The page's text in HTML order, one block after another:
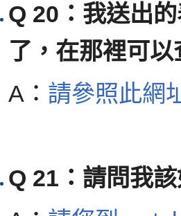
Q 20：我送出
了，在那裡可
A： 請參照此網
Q 21：請問我